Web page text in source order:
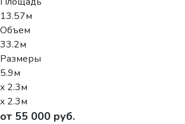
13.57м
Объем
33.2м
Размеры
5.9м
x 2.3м
x 2.3м
от 55 000 руб.